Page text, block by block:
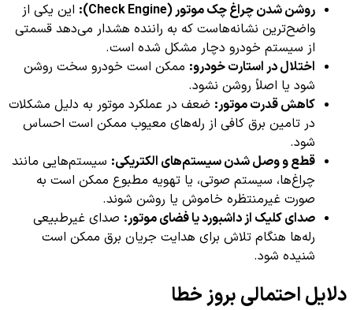
روشن شدن چراغ چک موتور (Check Engine):
این یکی از
واضح‌ترین نشانه‌هاست که به راننده هشدار می‌دهد قسمتی
از سیستم خودرو دچار مشکل شده است.
اختلال در استارت خودرو: ممکن است خودرو سخت روشن
شود یا اصلاً روشن نشود.
کاهش قدرت موتور: ضعف در عملکرد موتور به دلیل مشکلات
در تامین برق کافی از رله‌های معیوب ممکن است احساس
شود.
قطع و وصل شدن سیستم‌های الکتریکی: سیستم‌هایی مانند
چراغ‌ها، سیستم صوتی، یا تهویه مطبوع ممکن است به
صورت غیرمنتظره خاموش یا روشن شوند.
صدای کلیک از داشبورد یا فضای موتور: صدای غیرطبیعی
رله‌ها هنگام تلاش برای هدایت جریان برق ممکن است
شنیده شود.
دلایل احتمالی بروز خطا